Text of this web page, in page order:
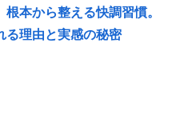
根本から整える快調習慣。
る理由と実感の秘密